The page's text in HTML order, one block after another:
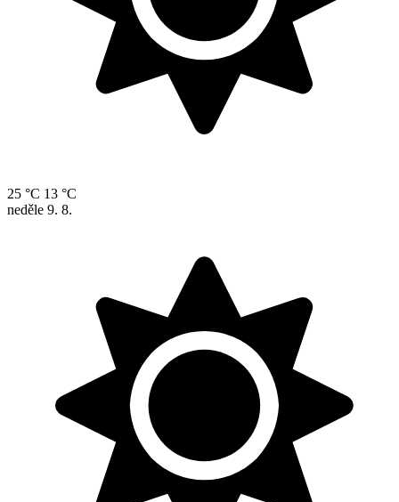
25 °C 13 °C
neděle 9. 8.